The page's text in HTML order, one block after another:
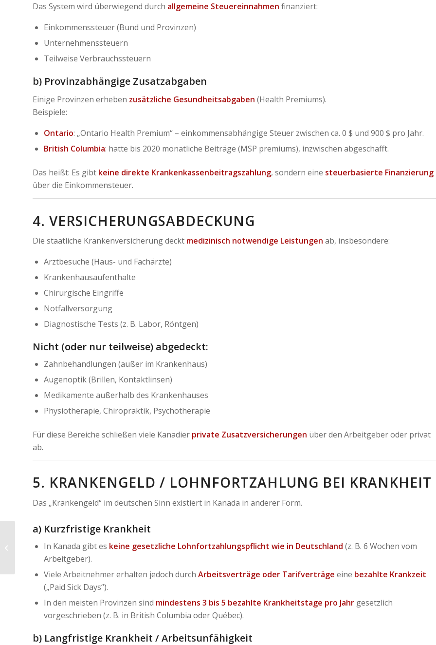
Das System wird überwiegend durch allgemeine Steuereinnahmen finanziert:
Einkommenssteuer (Bund und Provinzen)
Unternehmenssteuern
Teilweise Verbrauchssteuern
b) Provinzabhängige Zusatzabgaben
Einige Provinzen erheben zusätzliche Gesundheitsabgaben (Health Premiums).
Beispiele:
Ontario: „Ontario Health Premium“ – einkommensabhängige Steuer zwischen ca. 0 $ und 900 $ pro Jahr.
British Columbia: hatte bis 2020 monatliche Beiträge (MSP premiums), inzwischen abgeschafft.
Das heißt: Es gibt keine direkte Krankenkassenbeitragszahlung, sondern eine steuerbasierte Finanzierung
über die Einkommensteuer.
4. VERSICHERUNGSABDECKUNG
Die staatliche Krankenversicherung deckt medizinisch notwendige Leistungen ab, insbesondere:
Arztbesuche (Haus- und Fachärzte)
Krankenhausaufenthalte
Chirurgische Eingriffe
Notfallversorgung
Diagnostische Tests (z. B. Labor, Röntgen)
Nicht (oder nur teilweise) abgedeckt:
Zahnbehandlungen (außer im Krankenhaus)
Augenoptik (Brillen, Kontaktlinsen)
Medikamente außerhalb des Krankenhauses
Physiotherapie, Chiropraktik, Psychotherapie
Für diese Bereiche schließen viele Kanadier private Zusatzversicherungen über den Arbeitgeber oder privat
ab.
5. KRANKENGELD / LOHNFORTZAHLUNG BEI KRANKHEIT
Das „Krankengeld“ im deutschen Sinn existiert in Kanada in anderer Form.
a) Kurzfristige Krankheit
In Kanada gibt es keine gesetzliche Lohnfortzahlungspflicht wie in Deutschland (z. B. 6 Wochen vom
Arbeitgeber).
Viele Arbeitnehmer erhalten jedoch durch Arbeitsverträge oder Tarifverträge eine bezahlte Krankzeit
(„Paid Sick Days“).
In den meisten Provinzen sind mindestens 3 bis 5 bezahlte Krankheitstage pro Jahr gesetzlich
vorgeschrieben (z. B. in British Columbia oder Québec).
b) Langfristige Krankheit / Arbeitsunfähigkeit
Transport, Verkehr und Mobilität